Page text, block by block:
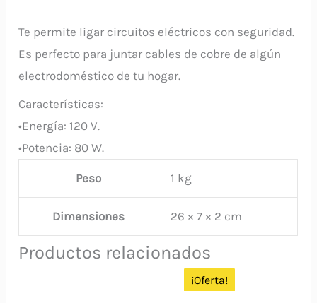
Te permite ligar circuitos eléctricos con seguridad.
Es perfecto para juntar cables de cobre de algún
electrodoméstico de tu hogar.
Características:
•Energía: 120 V.
•Potencia: 80 W.
Peso 1 kg
Dimensiones 26 × 7 × 2 cm
Productos relacionados
¡Oferta!